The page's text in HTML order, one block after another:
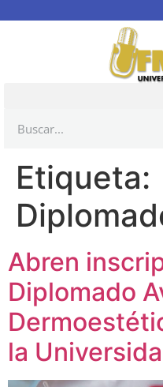
Etiqueta:
Abren
Diplomado
la